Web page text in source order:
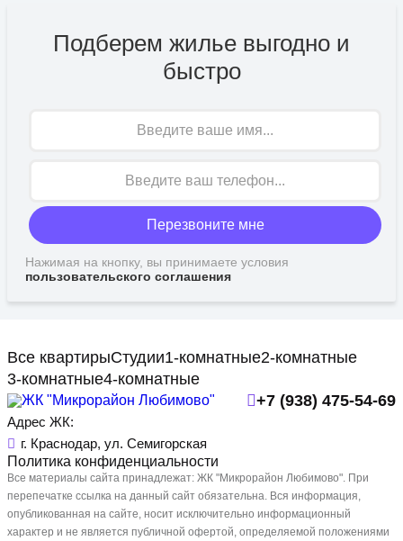
Подберем жилье выгодно и
быстро
Перезвоните мне
Нажимая на кнопку, вы принимаете условия
пользовательского соглашения
Все квартирыСтудии1-комнатные2-комнатные
3-комнатные4-комнатные
Адрес ЖК:
г. Краснодар, ул. Семигорская
+7 (938) 475-54-69
Политика конфиденциальности
Все материалы сайта принадлежат: ЖК "Микрорайон Любимово". При
перепечатке ссылка на данный сайт обязательна. Вся информация,
опубликованная на сайте, носит исключительно информационный
характер и не является публичной офертой, определяемой положениями